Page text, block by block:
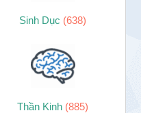
Sinh Dục (638)
Thần Kinh (885)